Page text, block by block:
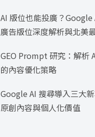
AI 版位也能投廣？Google
廣告版位深度解析與北美
GEO Prompt 研究：解析
的內容優化策略
Google AI 搜尋導入三大
原創內容與個人化價值